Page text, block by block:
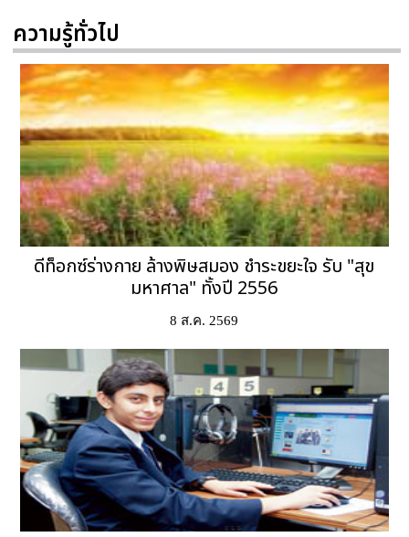
ความรู้ทั่วไป
ดีท็อกซ์ร่างกาย ล้างพิษสมอง ชำระขยะใจ รับ "สุข
มหาศาล" ทั้งปี 2556
8 ส.ค. 2569